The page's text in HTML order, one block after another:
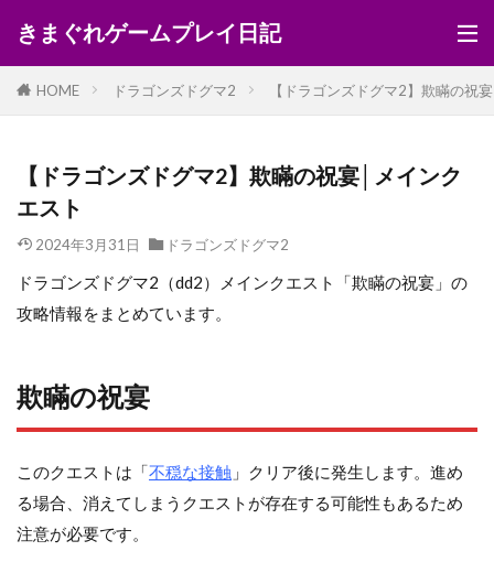
きまぐれゲームプレイ日記
HOME ドラゴンズドグマ2 【ドラゴンズドグマ2】欺瞞の祝
【ドラゴンズドグマ2】欺瞞の祝宴│メインク
エスト
2024年3月31日 ドラゴンズドグマ2
ドラゴンズドグマ2（dd2）メインクエスト「欺瞞の祝宴」の
攻略情報をまとめています。
欺瞞の祝宴
このクエストは「不穏な接触 」クリア後に発生します。進め
る場合、消えてしまうクエストが存在する可能性もあるため
注意が必要です。